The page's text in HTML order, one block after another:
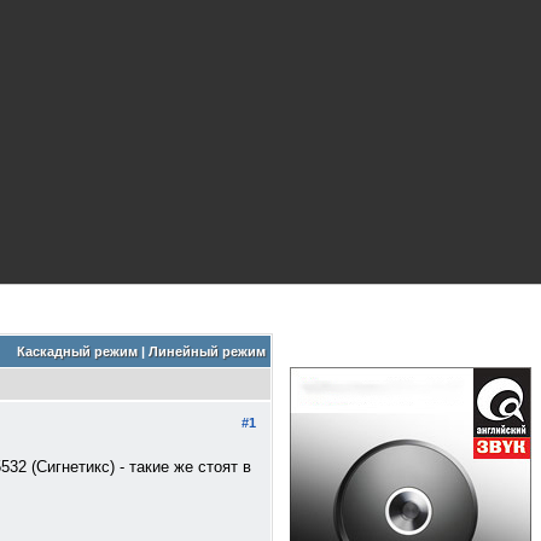
Каскадный режим| Линейный режим
#1
(Сигнетикс) - такие же стоят в